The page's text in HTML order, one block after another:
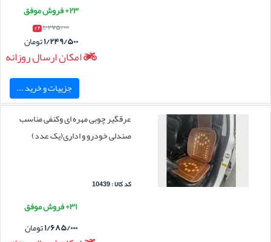
۲۳+ فروش موفق
۱/۲۷۵/۰۰۰ ۲ %
۱/۲۴۹/۵۰۰تومان
امکان ارسال روزانه
جزییات و خرید ...
عرقگیر چوبی مهره ای وکنفی مناسب
صندلی خودرو و اداری(یک عدد)
کد کالا : 10439
۳۱+ فروش موفق
۱/۶۸۵/۰۰۰تومان